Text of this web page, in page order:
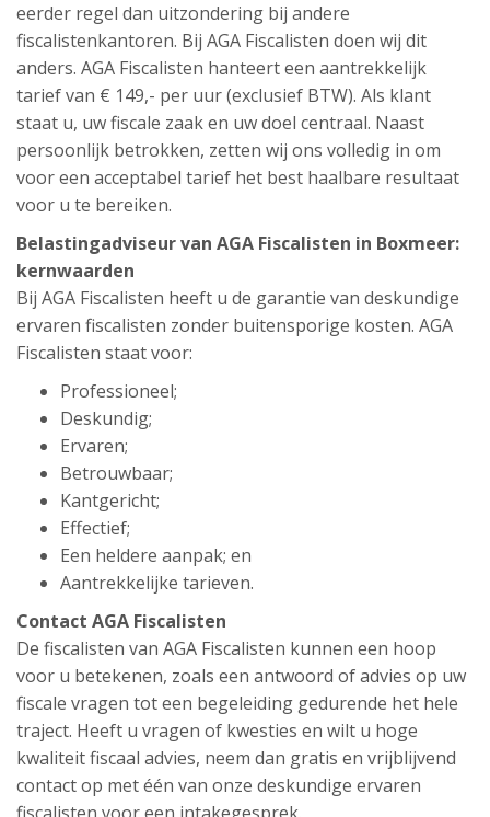
eerder regel dan uitzondering bij andere
fiscalistenkantoren. Bij AGA Fiscalisten doen wij dit
anders. AGA Fiscalisten hanteert een aantrekkelijk
tarief van € 149,- per uur (exclusief BTW). Als klant
staat u, uw fiscale zaak en uw doel centraal. Naast
persoonlijk betrokken, zetten wij ons volledig in om
voor een acceptabel tarief het best haalbare resultaat
voor u te bereiken.
Belastingadviseur van AGA Fiscalisten in Boxmeer:
kernwaarden
Bij AGA Fiscalisten heeft u de garantie van deskundige
ervaren fiscalisten zonder buitensporige kosten. AGA
Fiscalisten staat voor:
Professioneel;
Deskundig;
Ervaren;
Betrouwbaar;
Kantgericht;
Effectief;
Een heldere aanpak; en
Aantrekkelijke tarieven.
Contact AGA Fiscalisten
De fiscalisten van AGA Fiscalisten kunnen een hoop
voor u betekenen, zoals een antwoord of advies op uw
fiscale vragen tot een begeleiding gedurende het hele
traject. Heeft u vragen of kwesties en wilt u hoge
kwaliteit fiscaal advies, neem dan gratis en vrijblijvend
contact op met één van onze deskundige ervaren